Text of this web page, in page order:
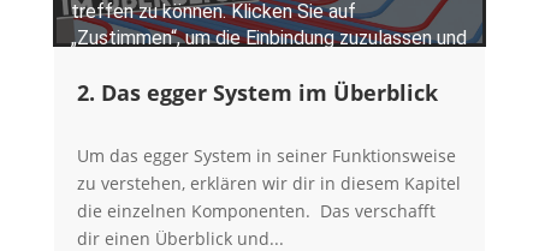
2. Das egger System im Überblick
Um das egger System in seiner Funktionsweise
zu verstehen, erklären wir dir in diesem Kapitel
die einzelnen Komponenten. Das verschafft
dir einen Überblick und...